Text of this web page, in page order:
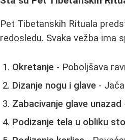
Pet Tibetanskih Rituala
redosledu. Svaka vežba ima
Okretanje - Poboljšava
Dizanje nogu i glave -
Zabacivanje glave unazad
Podizanje tela u obliku